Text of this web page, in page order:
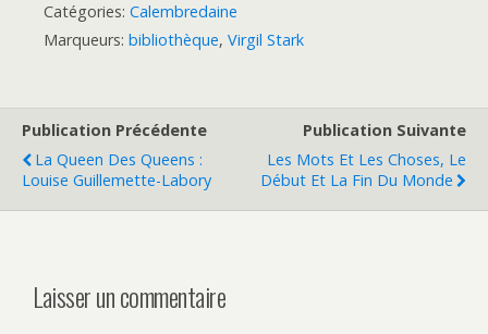
Catégories: Calembredaine
Marqueurs: bibliothèque, Virgil Stark
Publication Précédente
La Queen Des Queens :
Louise Guillemette-Labory
Publication Suivante
Les Mots Et Les Choses, Le
Début Et La Fin Du Monde
Laisser un commentaire